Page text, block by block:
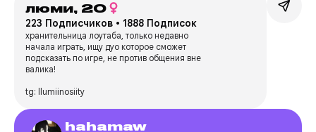
люми, 20
223 Подписчиков • 1888 Подписок
хранительница лоутаба, только недавно
начала играть, ищу дуо которое сможет
подсказать по игре, не против общения вне
валика!
tg: llumiinosiity
hahamaw